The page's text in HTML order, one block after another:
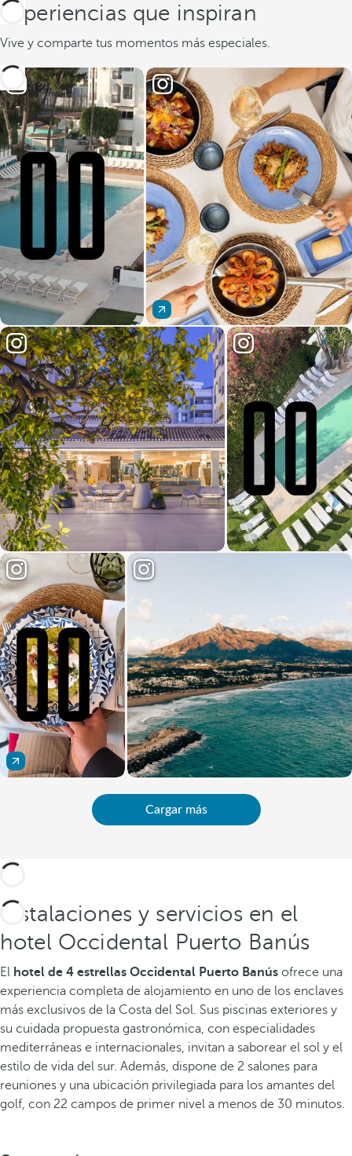
Experiencias que inspiran
Vive y comparte tus momentos más especiales.
Cargar más
Instalaciones y servicios en el
hotel Occidental Puerto Banús
El hotel de 4 estrellas Occidental Puerto Banús ofrece una
experiencia completa de alojamiento en uno de los enclaves
más exclusivos de la Costa del Sol. Sus piscinas exteriores y
su cuidada propuesta gastronómica, con especialidades
mediterráneas e internacionales, invitan a saborear el sol y el
estilo de vida del sur. Además, dispone de 2 salones para
reuniones y una ubicación privilegiada para los amantes del
golf, con 22 campos de primer nivel a menos de 30 minutos.